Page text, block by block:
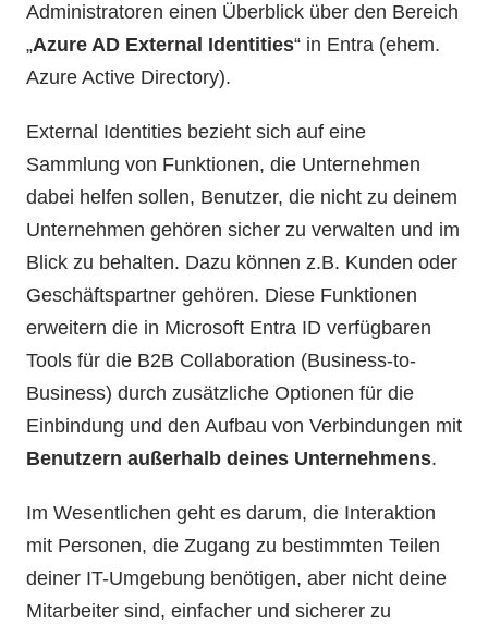
Administratoren einen Überblick über den Bereich
„Azure AD External Identities“ in Entra (ehem.
Azure Active Directory).
External Identities bezieht sich auf eine
Sammlung von Funktionen, die Unternehmen
dabei helfen sollen, Benutzer, die nicht zu deinem
Unternehmen gehören sicher zu verwalten und im
Blick zu behalten. Dazu können z.B. Kunden oder
Geschäftspartner gehören. Diese Funktionen
erweitern die in Microsoft Entra ID verfügbaren
Tools für die B2B Collaboration (Business-to-
Business) durch zusätzliche Optionen für die
Einbindung und den Aufbau von Verbindungen mit
Benutzern außerhalb deines Unternehmens.
Im Wesentlichen geht es darum, die Interaktion
mit Personen, die Zugang zu bestimmten Teilen
deiner IT-Umgebung benötigen, aber nicht deine
Mitarbeiter sind, einfacher und sicherer zu